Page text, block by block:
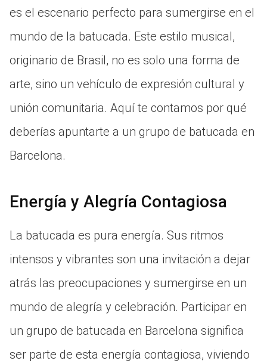
es el escenario perfecto para sumergirse en el
mundo de la batucada. Este estilo musical,
originario de Brasil, no es solo una forma de
arte, sino un vehículo de expresión cultural y
unión comunitaria. Aquí te contamos por qué
deberías apuntarte a un grupo de batucada en
Barcelona.
Energía y Alegría Contagiosa
La batucada es pura energía. Sus ritmos
intensos y vibrantes son una invitación a dejar
atrás las preocupaciones y sumergirse en un
mundo de alegría y celebración. Participar en
un grupo de batucada en Barcelona significa
ser parte de esta energía contagiosa, viviendo